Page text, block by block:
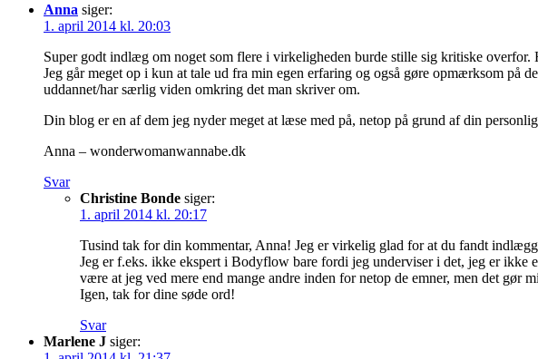
Anna siger:
1. april 2014 kl. 20:03
Super godt indlæg om noget som flere i virkeligheden burde stille sig kritiske
Jeg går meget op i kun at tale ud fra min egen erfaring og også gøre opmærksom på
uddannet/har særlig viden omkring det man skriver om.
Din blog er en af dem jeg nyder meget at læse med på, netop på grund af din
Anna – wonderwomanwannabe.dk
Svar
Christine Bonde siger:
1. april 2014 kl. 20:17
Tusind tak for din kommentar, Anna! Jeg er virkelig glad for at du fandt
Jeg er f.eks. ikke ekspert i Bodyflow bare fordi jeg underviser i det, jeg er
være at jeg ved mere end mange andre inden for netop de emner, men det
Igen, tak for dine søde ord!
Svar
Marlene J siger: